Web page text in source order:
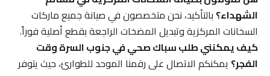
الشهداء؟بالتأكيد، نحن متخصصون في صيانة جميع ماركات
السخانات المركزية وتبديل المضخات الراجعة بقطع أصلية فوراً.
كيف يمكنني طلب سباك صحي في جنوب السرة وقت
الفجر؟يمكنكم الاتصال على رقمنا الموحد للطوارئ، حيث يتوفر